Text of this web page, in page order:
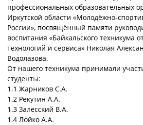
профессиональных образовательных
Иркутской области «Молодёжно-
России», посвящённый памяти
воспитания «Байкальского техникума
технологий и сервиса» Николая
Водолазова.
От нашего техникума принимали
студенты:
1.1 Жарников С.А.
1.2 Рекутин А.А.
1.3 Залесский В.А.
1.4 Лойко А.А.